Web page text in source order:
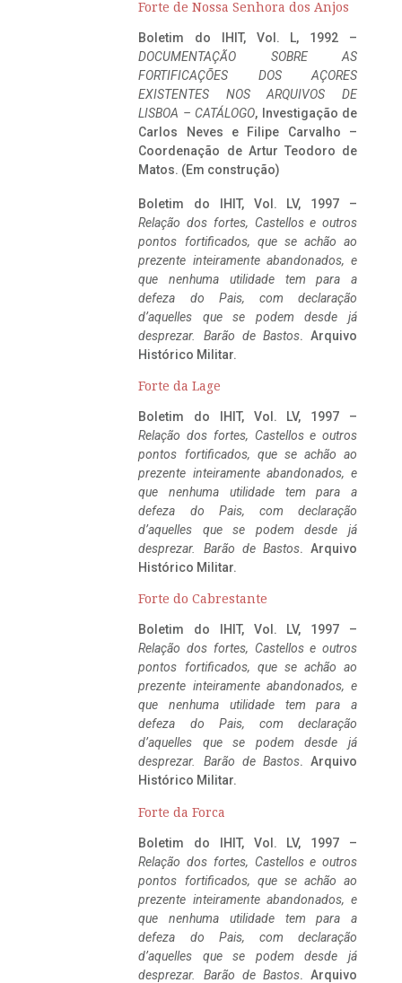
Forte de Nossa Senhora dos Anjos
Boletim do IHIT, Vol. L, 1992 –
DOCUMENTAÇÃO SOBRE AS
FORTIFICAÇÕES DOS AÇORES
EXISTENTES NOS ARQUIVOS DE
LISBOA – CATÁLOGO, Investigação de
Carlos Neves e Filipe Carvalho –
Coordenação de Artur Teodoro de
Matos. (Em construção)
Boletim do IHIT, Vol. LV, 1997 –
Relação dos fortes, Castellos e outros
pontos fortificados, que se achão ao
prezente inteiramente abandonados, e
que nenhuma utilidade tem para a
defeza do Pais, com declaração
d’aquelles que se podem desde já
desprezar. Barão de Bastos. Arquivo
Histórico Militar.
Forte da Lage
Boletim do IHIT, Vol. LV, 1997 –
Relação dos fortes, Castellos e outros
pontos fortificados, que se achão ao
prezente inteiramente abandonados, e
que nenhuma utilidade tem para a
defeza do Pais, com declaração
d’aquelles que se podem desde já
desprezar. Barão de Bastos. Arquivo
Histórico Militar.
Forte do Cabrestante
Boletim do IHIT, Vol. LV, 1997 –
Relação dos fortes, Castellos e outros
pontos fortificados, que se achão ao
prezente inteiramente abandonados, e
que nenhuma utilidade tem para a
defeza do Pais, com declaração
d’aquelles que se podem desde já
desprezar. Barão de Bastos. Arquivo
Histórico Militar.
Forte da Forca
Boletim do IHIT, Vol. LV, 1997 –
Relação dos fortes, Castellos e outros
pontos fortificados, que se achão ao
prezente inteiramente abandonados, e
que nenhuma utilidade tem para a
defeza do Pais, com declaração
d’aquelles que se podem desde já
desprezar. Barão de Bastos. Arquivo